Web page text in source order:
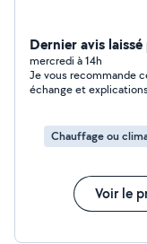
Dernier avis
mercredi à 14h
Je vous recommande
échange et
Chauffage ou
Voir le